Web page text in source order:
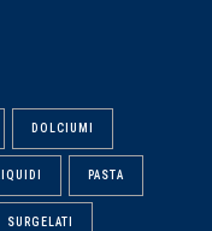
DOLCIUMI
LIQUIDI PASTA
SURGELATI